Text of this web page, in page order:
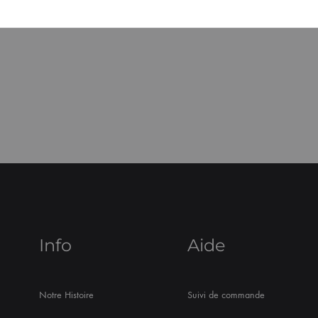
Info
Notre Histoire
Aide
Suivi de commande